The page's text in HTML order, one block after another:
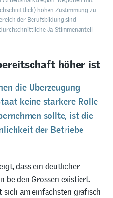
hohen Zustimmung zu
der Berufsbildung sind
Ja-Stimmenanteil
höher ist
die Überzeugung
keine stärkere Rolle
sollte, ist die
der Betriebe
dass ein deutlicher
beiden Grössen existiert.
sich am einfachsten grafisch